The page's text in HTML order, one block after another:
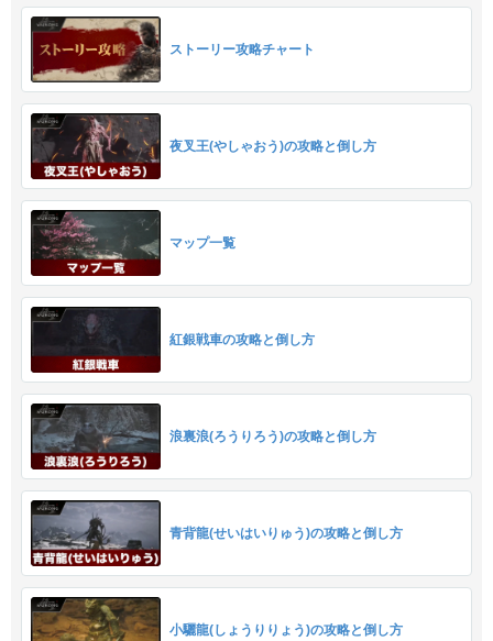
ストーリー攻略チャート
夜叉王(やしゃおう)の攻略と倒し方
マップ一覧
紅銀戦車の攻略と倒し方
浪裏浪(ろうりろう)の攻略と倒し方
青背龍(せいはいりゅう)の攻略と倒し方
小驪龍(しょうりりょう)の攻略と倒し方